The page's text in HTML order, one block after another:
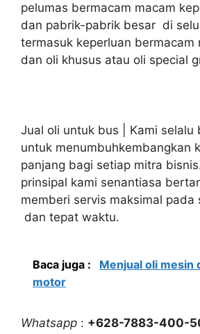
pelumas bermacam macam
dan pabrik-pabrik besar di
termasuk keperluan bermacam
dan oli khusus atau oli special
Jual oli untuk bus | Kami selalu
untuk menumbuhkembangkan
panjang bagi setiap mitra
prinsipal kami senantiasa
memberi servis maksimal pada
dan tepat waktu.
Baca juga :
Menjual oli mesin
motor
Whatsapp : +628-7883-400-